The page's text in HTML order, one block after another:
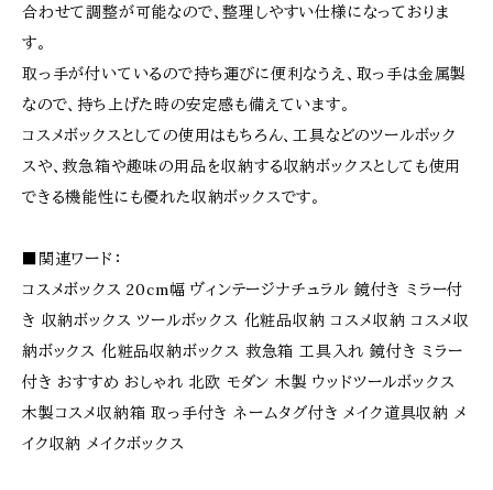
合わせて調整が可能なので、整理しやすい仕様になっておりま
す。
取っ手が付いているので持ち運びに便利なうえ、取っ手は金属製
なので、持ち上げた時の安定感も備えています。
コスメボックスとしての使用はもちろん、工具などのツールボック
スや、救急箱や趣味の用品を収納する収納ボックスとしても使用
できる機能性にも優れた収納ボックスです。
■関連ワード：
コスメボックス 20cm幅 ヴィンテージナチュラル 鏡付き ミラー付
き 収納ボックス ツールボックス 化粧品収納 コスメ収納 コスメ収
納ボックス 化粧品収納ボックス 救急箱 工具入れ 鏡付き ミラー
付き おすすめ おしゃれ 北欧 モダン 木製 ウッドツールボックス
木製コスメ収納箱 取っ手付き ネームタグ付き メイク道具収納 メ
イク収納 メイクボックス